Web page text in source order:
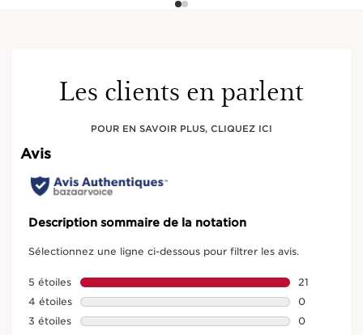
Les clients en parlent
POUR EN SAVOIR PLUS, CLIQUEZ ICI